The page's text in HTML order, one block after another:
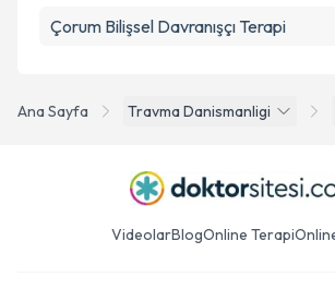
Ana Sayfa Travma Danismanligi
Çorum Bilişsel Davranışçı Terapi
VideolarBlogOnline Terapi